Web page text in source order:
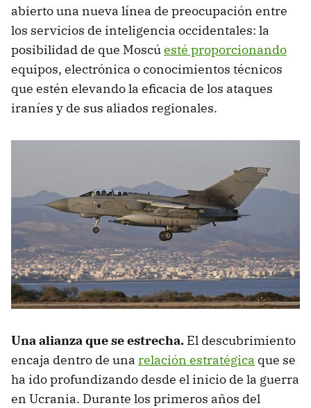
abierto una nueva línea de preocupación entre
los servicios de inteligencia occidentales: la
posibilidad de que Moscúesté proporcionando
equipos, electrónica o conocimientos técnicos
que estén elevando la eficacia de los ataques
iraníes y de sus aliados regionales.
Una alianza que se estrecha. El descubrimiento
encaja dentro de una relación estratégica que se
ha ido profundizando desde el inicio de la guerra
en Ucrania. Durante los primeros años del